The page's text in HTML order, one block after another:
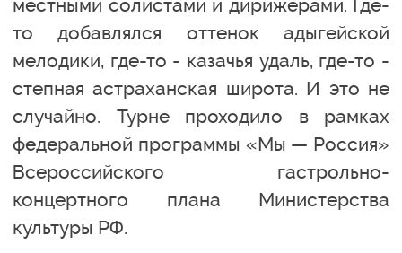
местными солистами и дирижерами. Где-
то добавлялся оттенок адыгейской
мелодики, где-то - казачья удаль, где-то -
степная астраханская широта. И это не
случайно. Турне проходило в рамках
федеральной программы «Мы — Россия»
Всероссийского гастрольно-
концертного плана Министерства
культуры РФ.